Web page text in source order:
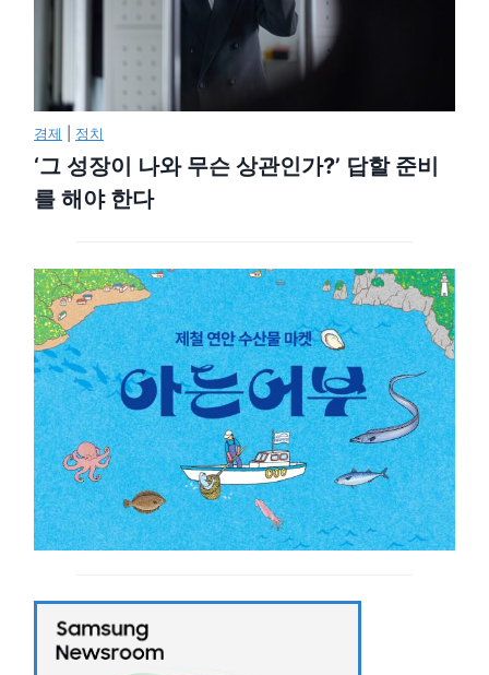
경제 정치
‘그 성장이 나와 무슨 상관인가?’ 답할 준비
를 해야 한다